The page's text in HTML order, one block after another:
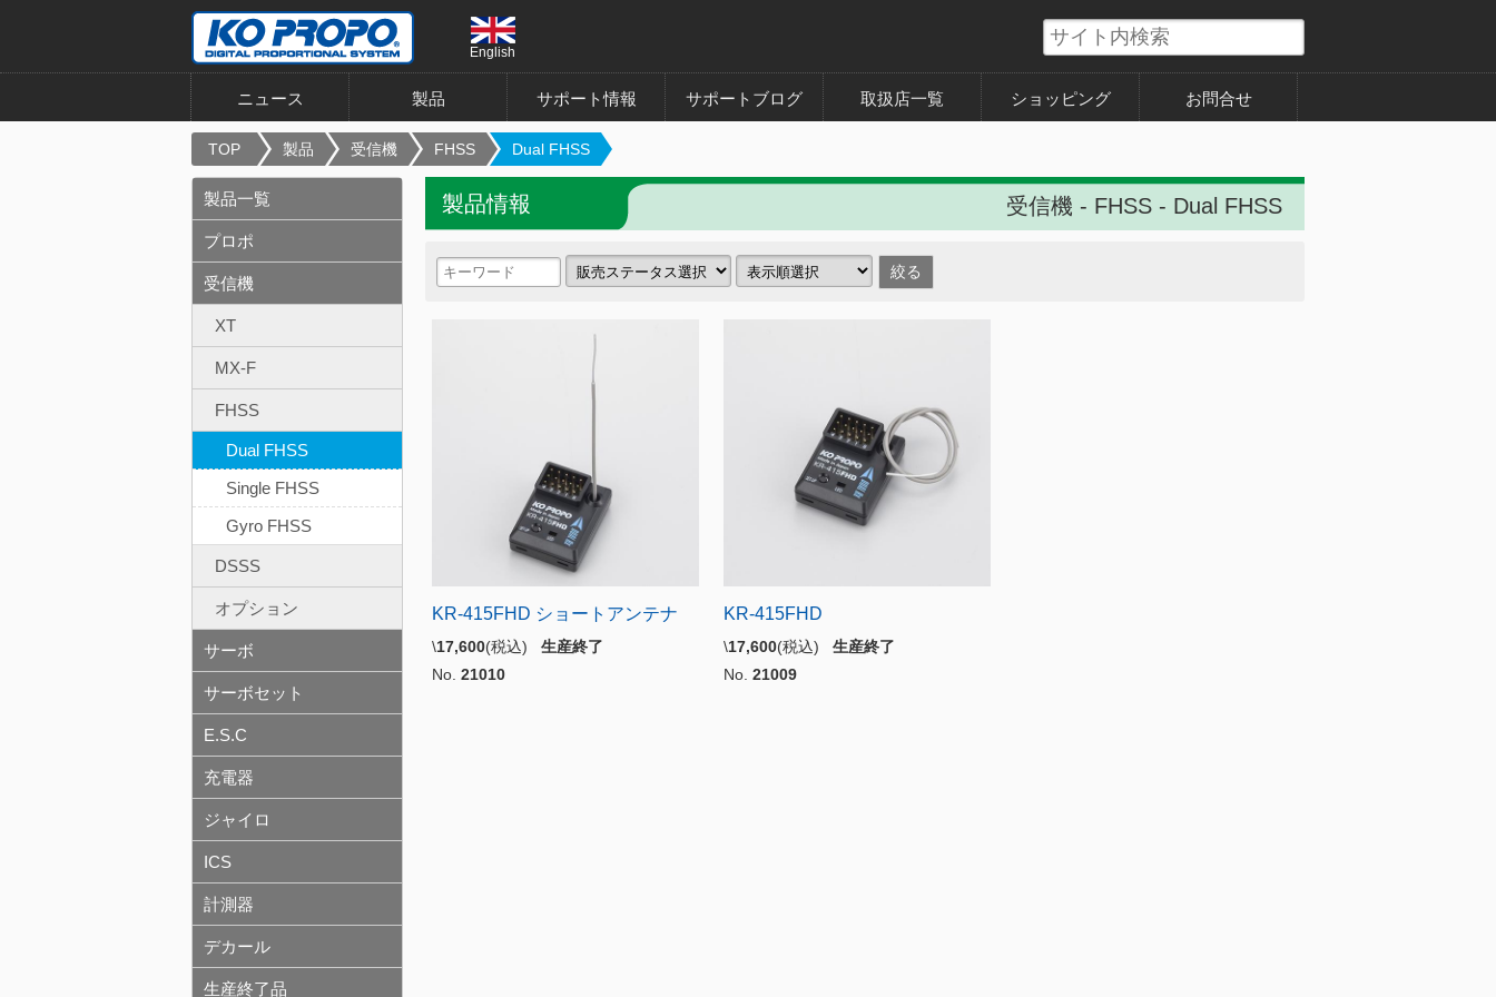
English
ニュース 製品 サポート情報 サポートブログ 取扱店一覧 ショッピング お問合せ
TOP 製品 受信機 FHSS Dual FHSS
製品情報 受信機 - FHSS - Dual FHSS
KR-415FHD ショートアンテナ
\17,600(税込) 生産終了
No. 21010
KR-415FHD
\17,600(税込) 生産終了
No. 21009
製品一覧
プロポ
受信機
XT
MX-F
FHSS
Dual FHSS
Single FHSS
Gyro FHSS
DSSS
オプション
サーボ
サーボセット
E.S.C
充電器
ジャイロ
ICS
計測器
デカール
生産終了品